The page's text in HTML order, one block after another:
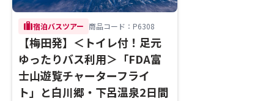
trip宿泊バスツアー 商品コード：P6308
【梅田発】＜トイレ付！足元
ゆったりバス利用＞「FDA富
士山遊覧チャーターフライ
ト」と白川郷・下呂温泉2日間